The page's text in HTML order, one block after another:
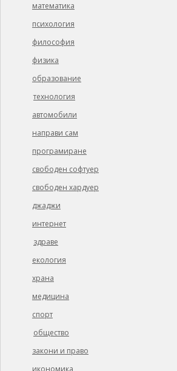
математика
психология
философия
физика
образование
технология
автомобили
направи сам
програмиране
свободен софтуер
свободен хардуер
джаджи
интернет
здраве
екология
храна
медицина
спорт
общество
закони и право